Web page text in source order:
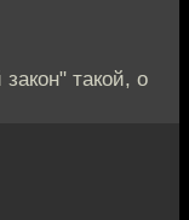
такой, о